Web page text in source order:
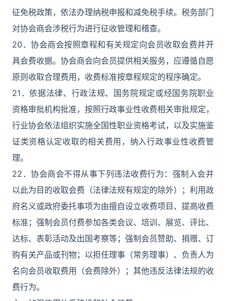
征免税政策，依法办理纳税申报和减免税手续。税务部门
对协会商会涉税行为进行征收管理和稽查。
20．协会商会按照章程和有关规定向会员收取会费并开
具会费收据。协会商会向会员提供相关服务，应遵循自愿
原则收取合理费用，收费标准按章程规定的程序确定。
21．依据法律、行政法规、国务院规定或经国务院职业
资格审批机构批准，按照行政事业性收费相关审批规定，
行业协会依法组织实施全国性职业资格考试，以及实施鉴
证类资格认定收取的相关费用，纳入行政事业性收费管
理。
22．协会商会不得从事下列违法收费行为：强制入会并
以此为目的收取会费（法律法规有规定的除外）；利用政
府名义或政府委托事项为由擅自设立收费项目、提高收费
标准；强制会员付费参加各类会议、培训、展览、评比、
达标、表彰活动及出国考察等；强制会员赞助、捐赠、订
购有关产品或刊物；以担任理事（常务理事）、负责人为
名向会员收取费用（会费除外）；其他违反法律法规的收
费行为。